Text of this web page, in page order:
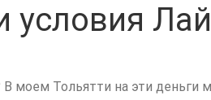
условия
моем Тольятти на эти